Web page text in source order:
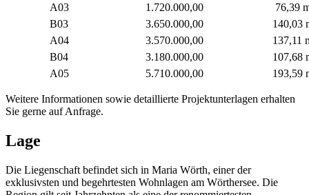
A03
1.720.000,00
76,39
B03
3.650.000,00
140,03
A04
3.570.000,00
137,11
B04
3.180.000,00
107,68
A05
5.710.000,00 193,59
Weitere Informationen sowie detaillierte Projektunterlagen erhalten
Sie gerne auf Anfrage.
Lage
Die Liegenschaft befindet sich in Maria Wörth, einer der
exklusivsten und begehrtesten Wohnlagen am Wörthersee. Die